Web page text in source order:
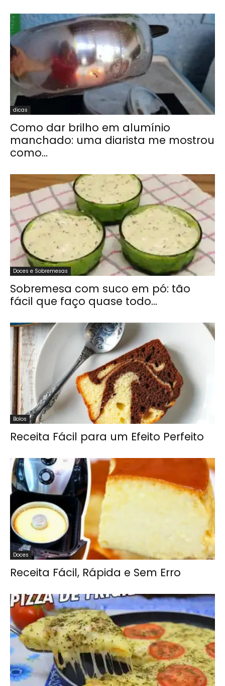
dicas
Como dar brilho em alumínio
manchado: uma diarista me mostrou
como...
Doces e Sobremesas
Sobremesa com suco em pó: tão
fácil que faço quase todo...
Bolos
Receita Fácil para um Efeito Perfeito
Doces
Receita Fácil, Rápida e Sem Erro